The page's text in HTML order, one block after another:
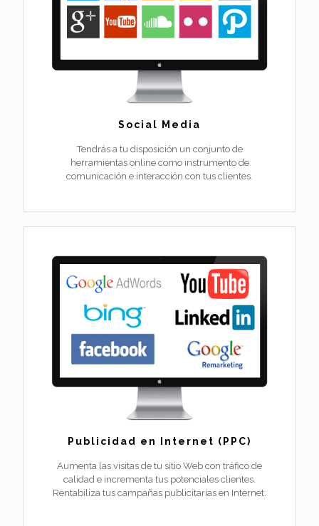
Social Media
Tendrás a tu disposición un conjunto de
herramientas online como instrumento de
comunicación e interacción con tus clientes.
Publicidad en Internet (PPC)
Aumenta las visitas de tu sitio Web con tráfico de
calidad e incrementa tus potenciales clientes.
Rentabiliza tus campañas publicitarias en Internet.